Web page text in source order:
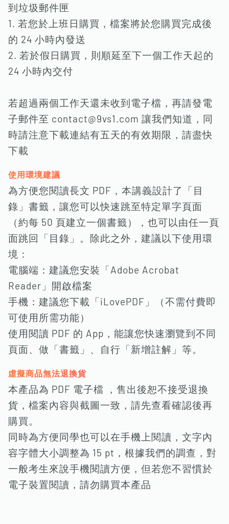
到垃圾郵件匣
1. 若您於上班日購買，檔案將於您購買完成後
的 24 小時內發送
2. 若於假日購買，則順延至下一個工作天起的
24 小時內交付
若超過兩個工作天還未收到電子檔，再請發電
子郵件至 contact@9vs1.com 讓我們知道，同
時請注意下載連結有五天的有效期限，請盡快
下載
使用環境建議
為方便您閱讀長文 PDF，本講義設計了「目
錄」書籤，讓您可以快速跳至特定單字頁面
（約每 50 頁建立一個書籤），也可以由任一頁
面跳回「目錄」。除此之外，建議以下使用環
境：
電腦端：建議您安裝「Adobe Acrobat
Reader」開啟檔案
手機：建議您下載「iLovePDF」（不需付費即
可使用所需功能）
使用閱讀 PDF 的 App，能讓您快速瀏覽到不同
頁面、做「書籤」、自行「新增註解」等。
虛擬商品無法退換貨
本產品為 PDF 電子檔 ，售出後恕不接受退換
貨，檔案內容與截圖一致，請先查看確認後再
購買。
同時為方便同學也可以在手機上閱讀，文字內
容字體大小調整為 15 pt，根據我們的調查，對
一般考生來說手機閱讀方便，但若您不習慣於
電子裝置閱讀，請勿購買本產品